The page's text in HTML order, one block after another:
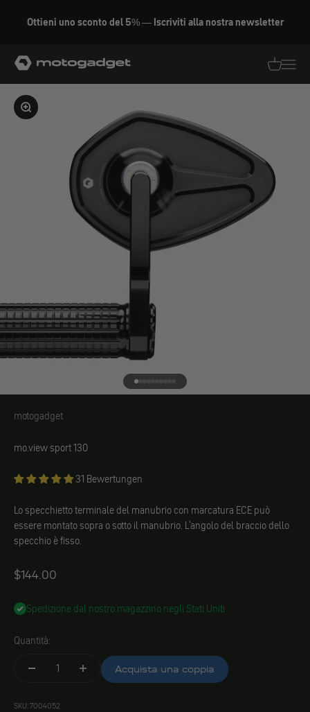
Ottieni uno sconto del 5% — Iscriviti alla nostra newsletter
motogadget GmbH
Ingrandire l'immagine
Vai all'elemento 1
Vai all'elemento 2
Vai all'elemento 3
Vai all'elemento 4
Vai all'elemento 5
Vai all'elemento 6
Vai all'elemento 7
Vai all'elemento 8
Vai all'elemento 9
Vai all'elemento 10
motogadget
motogadget
mo.view sport 130
31 Bewertungen
Lo specchietto terminale del manubrio con marcatura ECE può
essere montato sopra o sotto il manubrio. L'angolo del braccio dello
specchio è fisso.
Angebot
$144.00
Spedizione dal nostro magazzino negli Stati Uniti
Quantità:
Acquista una coppia
SKU: 7004052